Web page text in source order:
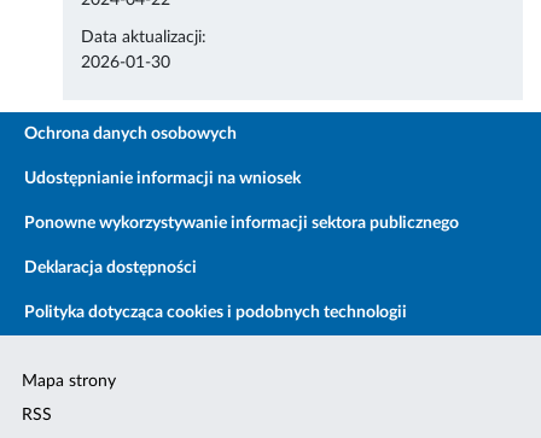
Data aktualizacji:
2026-01-30
Ochrona danych osobowych
Udostępnianie informacji na wniosek
Ponowne wykorzystywanie informacji sektora publicznego
Deklaracja dostępności
Polityka dotycząca cookies i podobnych technologii
Mapa strony
RSS